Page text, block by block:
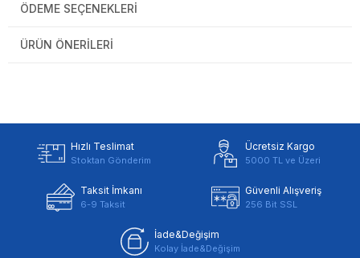
ÖDEME SEÇENEKLERI
ÜRÜN ÖNERILERI
Hızlı Teslimat
Stoktan Gönderim
Ücretsiz Kargo
5000 TL ve Üzeri
Taksit İmkanı
6-9 Taksit
Güvenli Alışveriş
256 Bit SSL
İade&Değişim
Kolay İade&Değişim